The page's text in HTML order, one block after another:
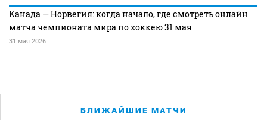
Канада — Норвегия: когда начало, где смотреть онлайн
матча чемпионата мира по хоккею 31 мая
31 мая 2026
БЛИЖАЙШИЕ МАТЧИ